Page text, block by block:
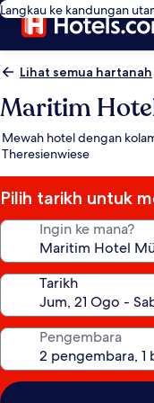
Langkau ke kandungan
Lihat semua hartanah
Maritim
Mewah hotel dengan
Theresienwiese
Pilih tarikh untuk
Ingin ke mana?
Tarikh
Pengembara